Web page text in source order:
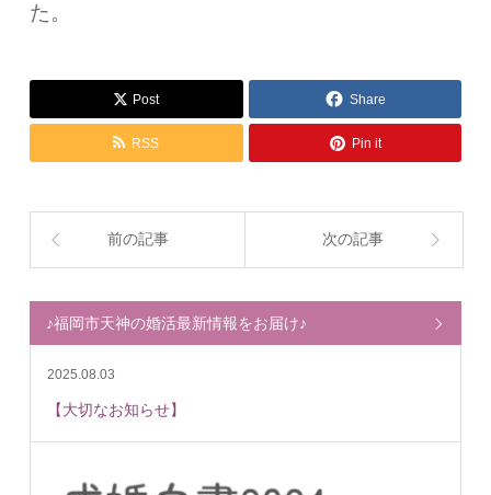
た。
Post Share
RSS Pin it
前の記事 次の記事
♪福岡市天神の婚活最新情報をお届け♪
2025.08.03
【大切なお知らせ】